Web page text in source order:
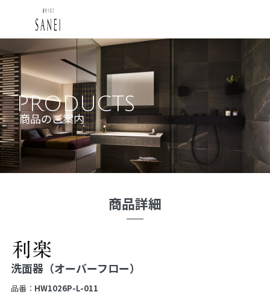
PRODUCTS
商品のご案内
商品詳細
洗面器（オーバーフロー）
品番： HW1026P-L-011